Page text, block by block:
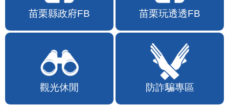
苗栗縣政府FB 苗栗玩透透FB
觀光休閒 防詐騙專區